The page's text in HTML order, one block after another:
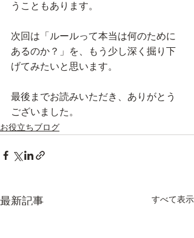
うこともあります。
次回は「ルールって本当は何のために
あるのか？」を、もう少し深く掘り下
げてみたいと思います。
最後までお読みいただき、ありがとう
ございました。
お役立ちブログ
最新記事 すべて表示